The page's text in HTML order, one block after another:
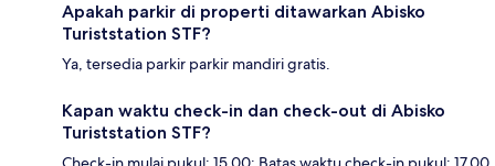
Apakah parkir di properti ditawarkan Abisko
Turiststation STF?
Ya, tersedia parkir parkir mandiri gratis.
Kapan waktu check-in dan check-out di Abisko
Turiststation STF?